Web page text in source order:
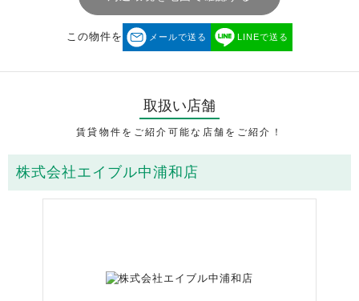
この物件を メールで送る LINEで送る
取扱い店舗
賃貸物件をご紹介可能な店舗をご紹介！
株式会社エイブル中浦和店